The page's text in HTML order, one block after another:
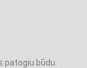
būdu.